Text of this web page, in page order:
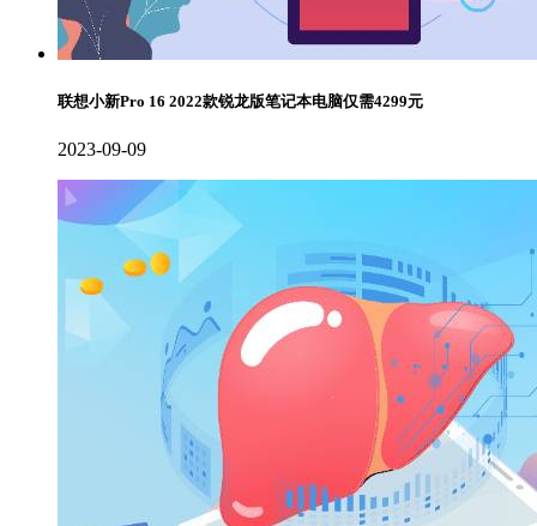
联想小新Pro 16 2022款锐龙版笔记本电脑仅需4299元
2023-09-09